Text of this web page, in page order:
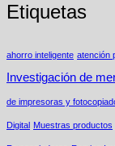
Etiquetas
ahorro inteligente atención
Investigación de
de impresoras y
Digital Muestras productos